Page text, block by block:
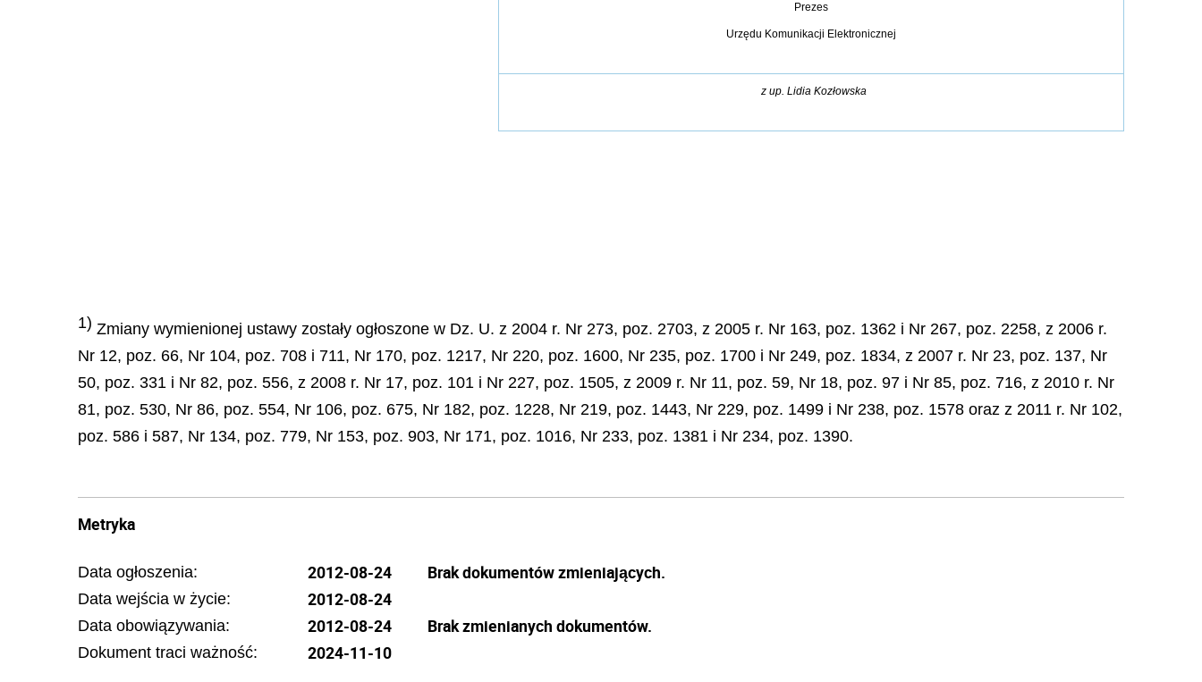
Prezes
Urzędu Komunikacji Elektronicznej
z up. Lidia Kozłowska
1) Zmiany wymienionej ustawy zostały ogłoszone w Dz. U. z 2004 r. Nr 273, poz. 2703, z 2005 r. Nr 163, poz. 1362 i Nr 267, poz. 2258, z 2006 r.
Nr 12, poz. 66, Nr 104, poz. 708 i 711, Nr 170, poz. 1217, Nr 220, poz. 1600, Nr 235, poz. 1700 i Nr 249, poz. 1834, z 2007 r. Nr 23, poz. 137, Nr
50, poz. 331 i Nr 82, poz. 556, z 2008 r. Nr 17, poz. 101 i Nr 227, poz. 1505, z 2009 r. Nr 11, poz. 59, Nr 18, poz. 97 i Nr 85, poz. 716, z 2010 r. Nr
81, poz. 530, Nr 86, poz. 554, Nr 106, poz. 675, Nr 182, poz. 1228, Nr 219, poz. 1443, Nr 229, poz. 1499 i Nr 238, poz. 1578 oraz z 2011 r. Nr 102,
poz. 586 i 587, Nr 134, poz. 779, Nr 153, poz. 903, Nr 171, poz. 1016, Nr 233, poz. 1381 i Nr 234, poz. 1390.
Metryka
Data ogłoszenia: 2012-08-24
Data wejścia w życie: 2012-08-24
Data obowiązywania: 2012-08-24
Dokument traci ważność: 2024-11-10
Brak dokumentów zmieniających.
Brak zmienianych dokumentów.